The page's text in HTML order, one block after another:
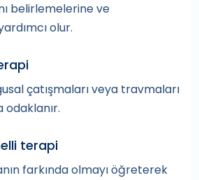
belirlemelerine ve
olur.
çatışmaları veya travmaları
terapi
farkında olmayı öğreterek